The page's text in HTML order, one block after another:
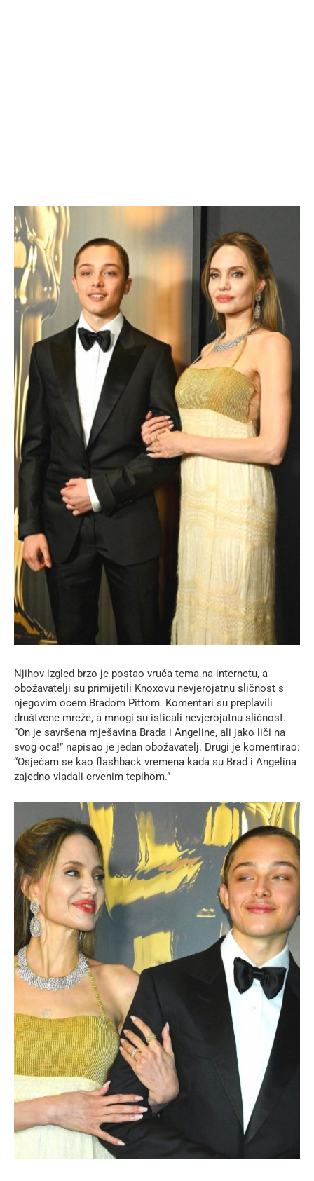
Njihov izgled brzo je postao vruća tema na internetu, a
obožavatelji su primijetili Knoxovu nevjerojatnu sličnost s
njegovim ocem Bradom Pittom. Komentari su preplavili
društvene mreže, a mnogi su isticali nevjerojatnu sličnost.
“On je savršena mješavina Brada i Angeline, ali jako liči na
svog oca!” napisao je jedan obožavatelj. Drugi je komentirao:
“Osjećam se kao flashback vremena kada su Brad i Angelina
zajedno vladali crvenim tepihom.”